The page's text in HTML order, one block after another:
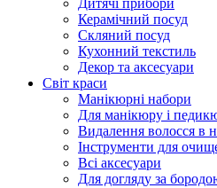
Дитячі прибори
Керамічний посуд
Скляний посуд
Кухонний текстиль
Декор та аксесуари
Світ краси
Манікюрні набори
Для манікюру і
Видалення волосся в
Інструменти для
Всі аксесуари
Для догляду за